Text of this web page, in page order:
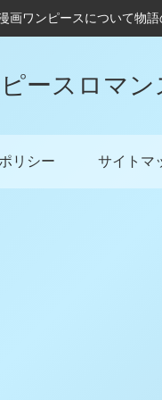
画ワンピースについて物
ースロマ
リシー サイトマ